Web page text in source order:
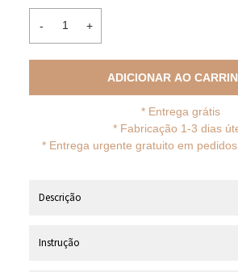
- +
ADICIONAR AO
* Entrega grátis
* Fabricação 1-3 dias
* Entrega urgente gratuito em
Descrição
Instrução